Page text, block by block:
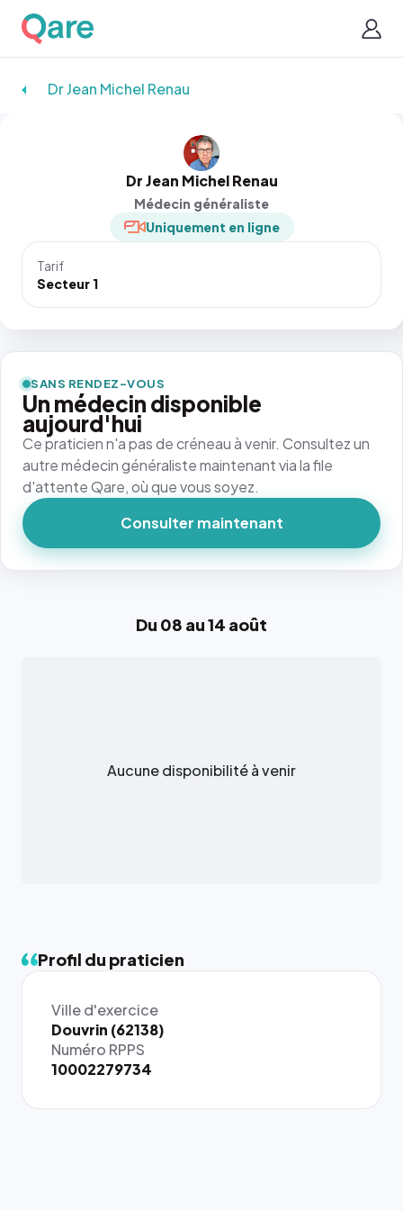
Dr Jean Michel Renau
Dr Jean Michel Renau
Médecin généraliste
Uniquement en ligne
Tarif
Secteur 1
Du 08 au 14 août
Aucune disponibilité à venir
Profil du praticien
Ville d'exercice
Douvrin (62138)
Numéro RPPS
10002279734
SANS RENDEZ-VOUS
Un médecin disponible
aujourd'hui
Ce praticien n'a pas de créneau à venir. Consultez un
autre médecin généraliste maintenant via la file
d'attente Qare, où que vous soyez.
Consulter maintenant
{# 40×40
: la taille
rendue par
`.profile-